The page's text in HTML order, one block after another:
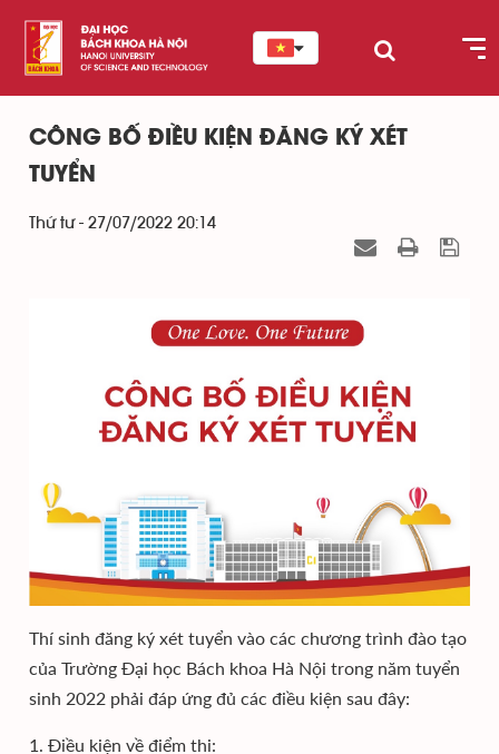
CÔNG BỐ ĐIỀU KIỆN ĐĂNG KÝ XÉT
TUYỂN
Thứ tư - 27/07/2022 20:14
Thí sinh đăng ký xét tuyển vào các chương trình đào tạo
của Trường Đại học Bách khoa Hà Nội trong năm tuyển
sinh 2022 phải đáp ứng đủ các điều kiện sau đây:
1. Điều kiện về điểm thi: